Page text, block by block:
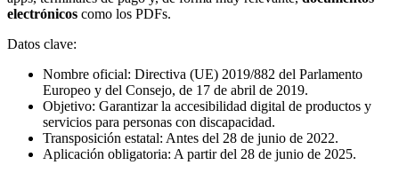
electrónicos como los PDFs.
Datos clave:
Nombre oficial: Directiva (UE) 2019/882 del Parlamento
Europeo y del Consejo, de 17 de abril de 2019.
Objetivo: Garantizar la accesibilidad digital de productos y
servicios para personas con discapacidad.
Transposición estatal: Antes del 28 de junio de 2022.
Aplicación obligatoria: A partir del 28 de junio de 2025.